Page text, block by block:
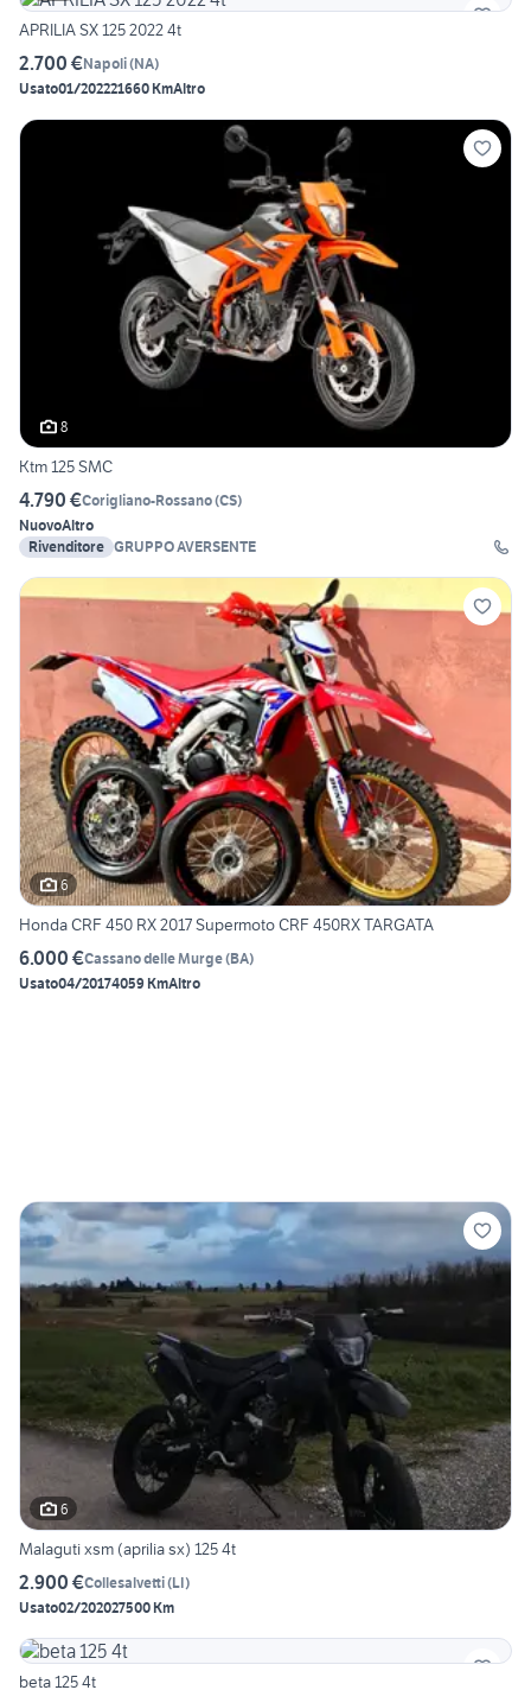
APRILIA SX 125 2022 4t
2.700 €Napoli(NA)
Usato01/202221660 KmAltro
8
Ktm 125 SMC
4.790 €Corigliano-Rossano(CS)
NuovoAltro
Rivenditore GRUPPO AVERSENTE
6
Honda CRF 450 RX 2017 Supermoto CRF 450RX TARGATA
6.000 €Cassano delle Murge(BA)
Usato04/20174059 KmAltro
6
Malaguti xsm (aprilia sx) 125 4t
2.900 €Collesalvetti(LI)
Usato02/202027500 Km
beta 125 4t